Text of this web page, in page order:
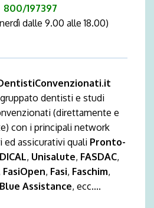
800/197397
dalle 9.00 alle 18.00)
dentisti e studi
(direttamente e
con i principali network
ed assicurativi quali Pronto-
, Unisalute, FASDAC,
FasiOpen, Fasi, Faschim,
Blue Assistance, ecc....